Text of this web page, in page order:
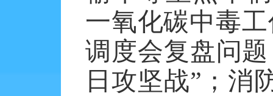
一氧化碳中毒
调度会复盘问
日攻坚战”；消